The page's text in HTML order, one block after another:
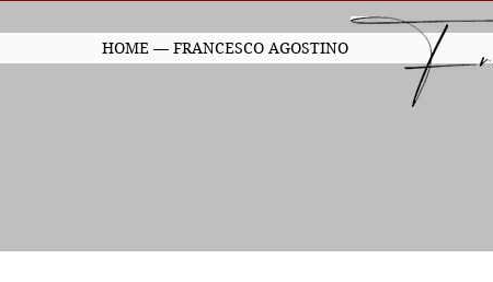
HOME — FRANCESCO AGOSTINO